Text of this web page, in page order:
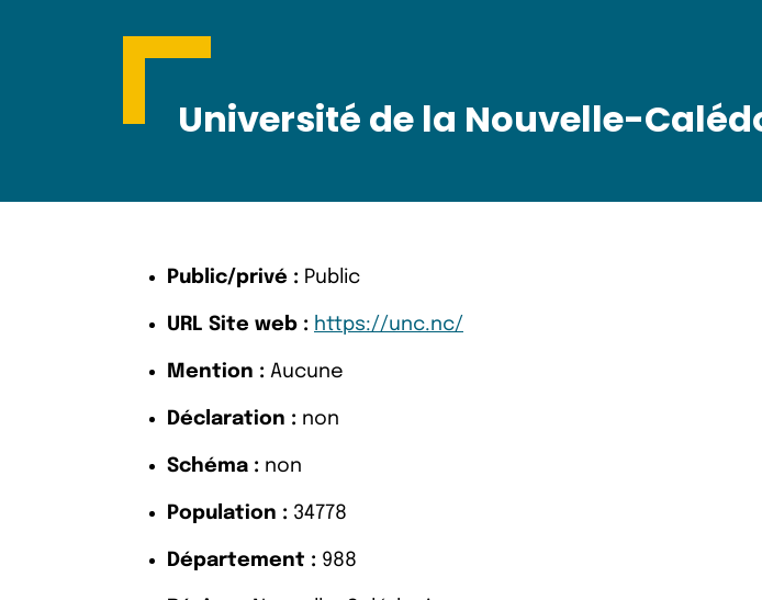
Université de la Nouvelle-
Public/privé : Public
URL Site web : https://unc.nc/
Mention : Aucune
Déclaration : non
Schéma : non
Population : 34778
Département : 988